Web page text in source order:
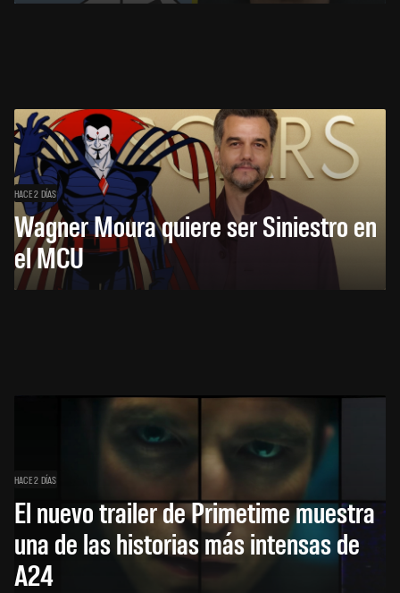
HACE 2 DÍAS
Wagner Moura quiere ser Siniestro en
el MCU
HACE 2 DÍAS
El nuevo trailer de Primetime muestra
una de las historias más intensas de
A24